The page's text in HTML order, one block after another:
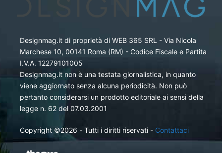
Designmag.it di proprietà di WEB 365 SRL - Via Nicola
Marchese 10, 00141 Roma (RM) - Codice Fiscale e Partita
I.V.A. 12279101005
Designmag.it non è una testata giornalistica, in quanto
viene aggiornato senza alcuna periodicità. Non può
pertanto considerarsi un prodotto editoriale ai sensi della
legge n. 62 del 07.03.2001
Copyright ©2026 - Tutti i diritti riservati - Contattaci